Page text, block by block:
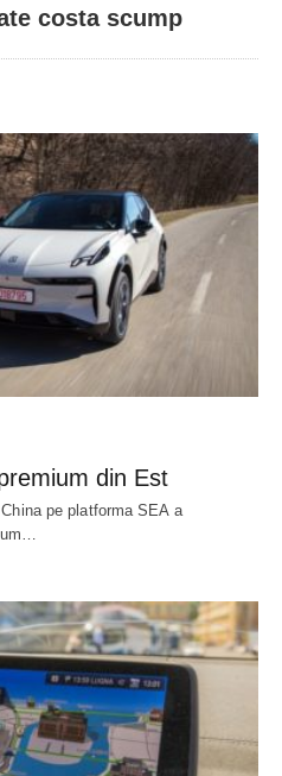
costa scump
din Est
pe platforma SEA a